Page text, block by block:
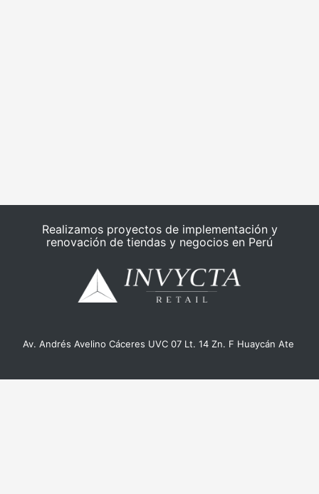
Realizamos proyectos de implementación y
renovación de tiendas y negocios en Perú
Av. Andrés Avelino Cáceres UVC 07 Lt. 14 Zn. F Huaycán Ate